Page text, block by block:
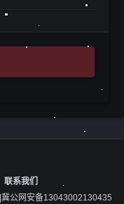
联系我们
冀公网安备13043002130435